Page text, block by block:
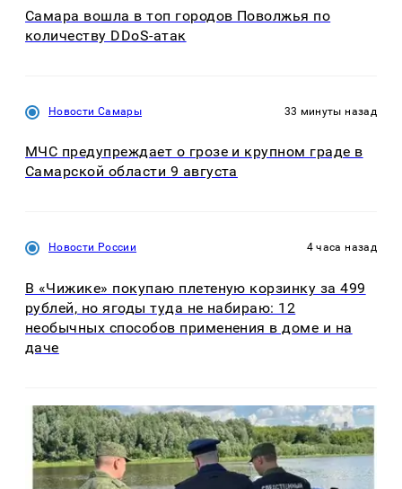
Самара вошла в топ городов Поволжья по
количеству DDoS-атак
Новости Самары 33 минуты назад
МЧС предупреждает о грозе и крупном граде в
Самарской области 9 августа
Новости России 4 часа назад
В «Чижике» покупаю плетеную корзинку за 499
рублей, но ягоды туда не набираю: 12
необычных способов применения в доме и на
даче